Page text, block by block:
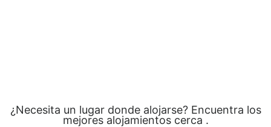
¿Necesita un lugar donde alojarse? Encuentra los
mejores alojamientos cerca .